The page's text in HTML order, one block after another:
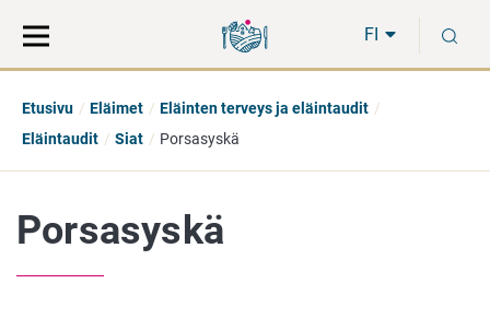
suoraan
sisältöön
koko
sivuston
FI
Etusivu Eläimet
Eläinten terveys ja eläintaudit
Eläintaudit
Siat Porsasyskä
Porsasyskä